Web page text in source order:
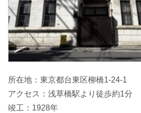
所在地：東京都台東区柳橋1-24-1
アクセス：浅草橋駅より徒歩約1分
竣工：1928年